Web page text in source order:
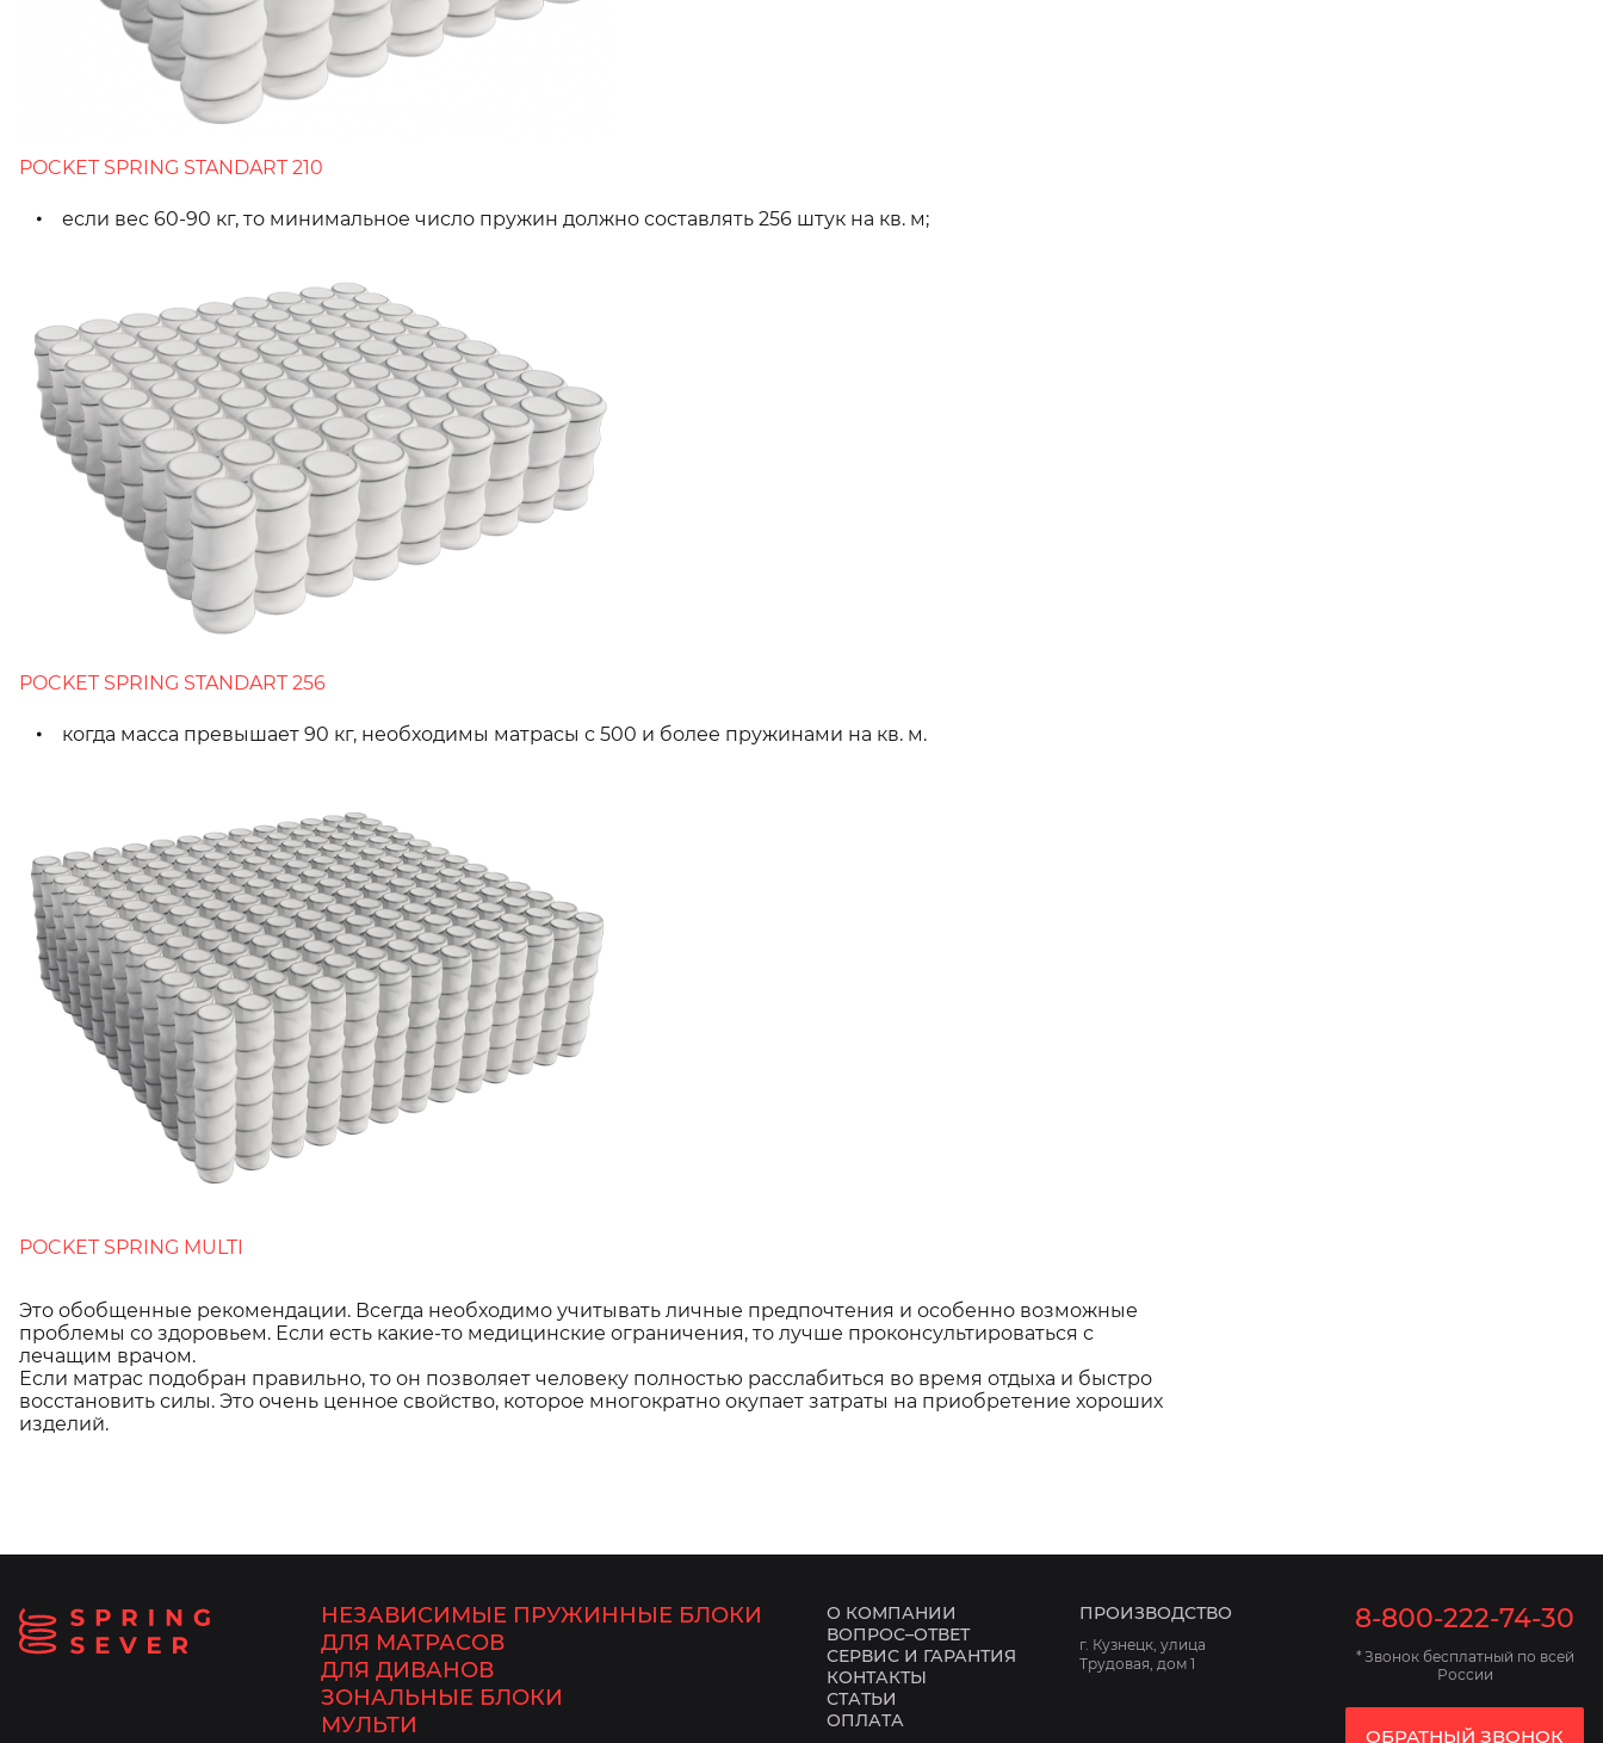
POCKET SPRING STANDART 210
если вес 60-90 кг, то минимальное число пружин должно составлять 256 штук на кв. м;
POCKET SPRING STANDART 256
когда масса превышает 90 кг, необходимы матрасы с 500 и более пружинами на кв. м.
POCKET SPRING MULTI
Это обобщенные рекомендации. Всегда необходимо учитывать личные предпочтения и особенно возможные
проблемы со здоровьем. Если есть какие-то медицинские ограничения, то лучше проконсультироваться с
лечащим врачом.
Если матрас подобран правильно, то он позволяет человеку полностью расслабиться во время отдыха и быстро
восстановить силы. Это очень ценное свойство, которое многократно окупает затраты на приобретение хороших
изделий.
НЕЗАВИСИМЫЕ ПРУЖИННЫЕ БЛОКИ
ДЛЯ МАТРАСОВ
ДЛЯ ДИВАНОВ
ЗОНАЛЬНЫЕ БЛОКИ
МУЛЬТИ
О КОМПАНИИ
ВОПРОС–ОТВЕТ
СЕРВИС И ГАРАНТИЯ
КОНТАКТЫ
СТАТЬИ
ОПЛАТА
ПРОИЗВОДСТВО
г. Кузнецк, улица
Трудовая, дом 1
8-800-222-74-30
* Звонок бесплатный по всей
России
ОБРАТНЫЙ ЗВОНОК